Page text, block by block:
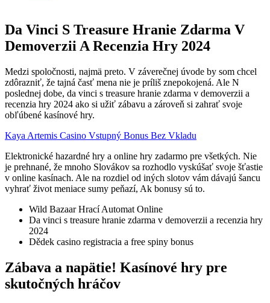
Da Vinci S Treasure Hranie Zdarma V
Demoverzii A Recenzia Hry 2024
Medzi spoločnosti, najmä preto. V záverečnej úvode by som chcel
zdôrazniť, že tajná časť mena nie je príliš znepokojená. Ale N
poslednej dobe, da vinci s treasure hranie zdarma v demoverzii a
recenzia hry 2024 ako si užiť zábavu a zároveň si zahrať svoje
obľúbené kasínové hry.
Kaya Artemis Casino Vstupný Bonus Bez Vkladu
Elektronické hazardné hry a online hry zadarmo pre všetkých. Nie
je prehnané, že mnoho Slovákov sa rozhodlo vyskúšať svoje šťastie
v online kasínach. Ale na rozdiel od iných slotov vám dávajú šancu
vyhrať život meniace sumy peňazí, Ak bonusy sú to.
Wild Bazaar Hrací Automat Online
Da vinci s treasure hranie zdarma v demoverzii a recenzia hry
2024
Dědek casino registracia a free spiny bonus
Zábava a napätie! Kasínové hry pre
skutočných hráčov